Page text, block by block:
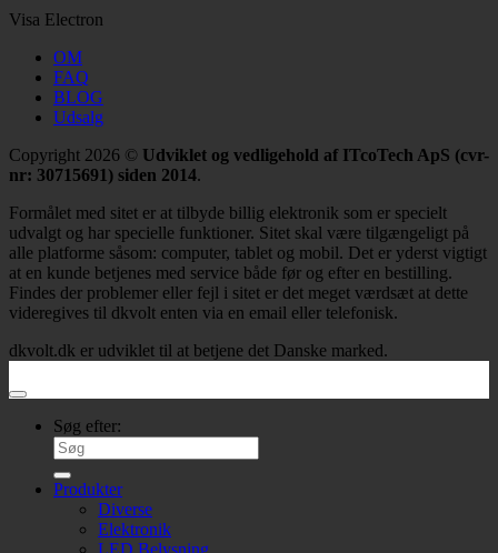
Visa Electron
OM
FAQ
BLOG
Udsalg
Copyright 2026 © Udviklet og vedligehold af ITcoTech ApS (cvr-
nr: 30715691) siden 2014.
Formålet med sitet er at tilbyde billig elektronik som er specielt
udvalgt og har specielle funktioner. Sitet skal være tilgængeligt på
alle platforme såsom: computer, tablet og mobil. Det er yderst vigtigt
at en kunde betjenes med service både før og efter en bestilling.
Findes der problemer eller fejl i sitet er det meget værdsæt at dette
videregives til dkvolt enten via en email eller telefonisk.
dkvolt.dk er udviklet til at betjene det Danske marked.
Søg efter:
Produkter
Diverse
Elektronik